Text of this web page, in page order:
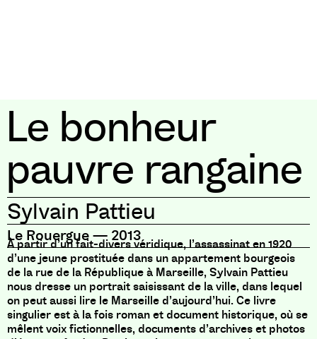
Le bonheur
pauvre rangaine
Sylvain Pattieu
Le Rouergue—2013
À partir d’un fait-divers véridique, l’assassinat en 1920
d’une jeune prostituée dans un appartement bourgeois
de la rue de la République à Marseille, Sylvain Pattieu
nous dresse un portrait saisissant de la ville, dans lequel
on peut aussi lire le Marseille d’aujourd’hui. Ce livre
singulier est à la fois roman et document historique, où se
mêlent voix fictionnelles, documents d’archives et photos